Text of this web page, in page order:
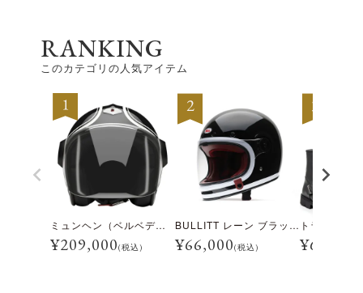
RANKING
このカテゴリの人気アイテム
ミュンヘン（ベルベデーレ）
¥209,000(税込)
BULLITT レーン ブラック/ホワイト
¥66,000(税込) ¥69,300